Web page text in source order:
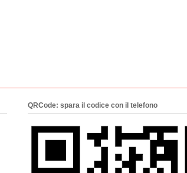
QRCode: spara il codice con il telefono